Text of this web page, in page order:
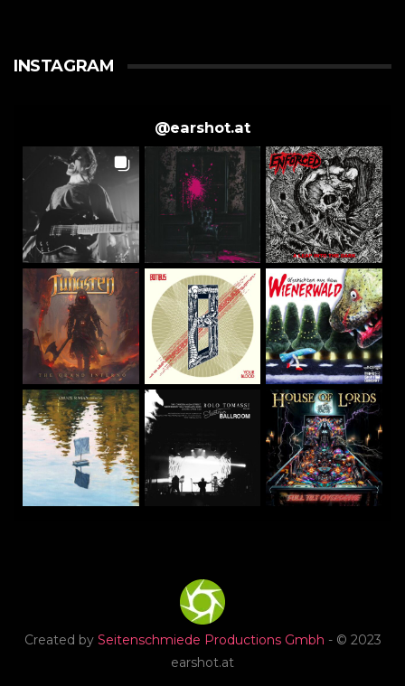
INSTAGRAM
@earshot.at
Created by Seitenschmiede Productions Gmbh - © 2023
earshot.at